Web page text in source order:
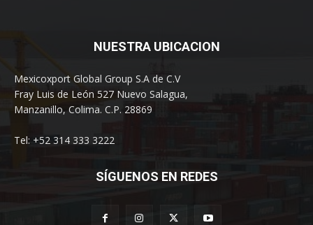
NUESTRA UBICACION
Mexicoxport Global Group S.A de C.V
Fray Luis de León 527 Nuevo Salagua,
Manzanillo, Colima. C.P. 28869
Tel: +52 314 333 3222
SÍGUENOS EN REDES